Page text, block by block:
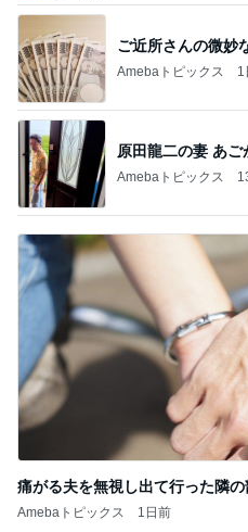
ご近所さんの微妙
Amebaトピックス 1
原田龍二の妻 あ
Amebaトピックス
痛がる夫を無視し出て行った隣の
Amebaトピックス 1日前